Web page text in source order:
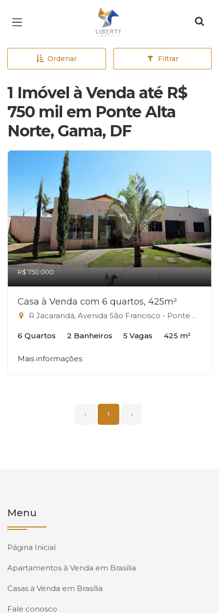
Página inicial
Ordenar Filtrar
1 Imóvel à Venda até R$
750 mil em Ponte Alta
Norte, Gama, DF
R$ 750.000
Casa à Venda com 6 quartos, 425m²
R Jacarandá, Avenida São Francisco - Ponte alta, s/n - Ponte Alta Norte, Gama-DF
6 Quartos 2 Banheiros 5 Vagas 425 m²
Mais informações
‹ 1 ›
Menu
Página Inicial
Apartamentos à Venda em Brasília
Casas à Venda em Brasília
Fale conosco